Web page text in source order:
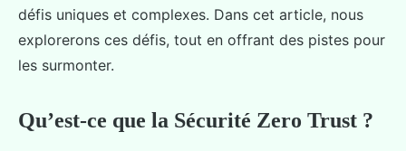
défis uniques et complexes. Dans cet article, nous
explorerons ces défis, tout en offrant des pistes pour
les surmonter.
Qu’est-ce que la Sécurité Zero Trust ?